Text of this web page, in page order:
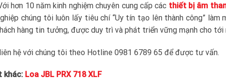
hơn 10 năm kinh nghiệm chuyên cung cấp các thiết bị âm
chúng tôi luôn lấy tiêu chí “Uy tín tạo lên thành công” làm
hàng tin tưởng, được duy trì và phát triển vững mạnh cho tới
hệ với chúng tôi theo Hotline 0981 6789 65 để được tư vấn.
khác: Loa JBL PRX 718 XLF